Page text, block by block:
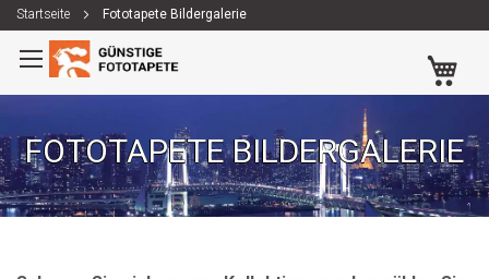
Startseite Fototapete Bildergalerie
Zum
Inhalt
springen
FOTOTAPETE BILDERGALERIE